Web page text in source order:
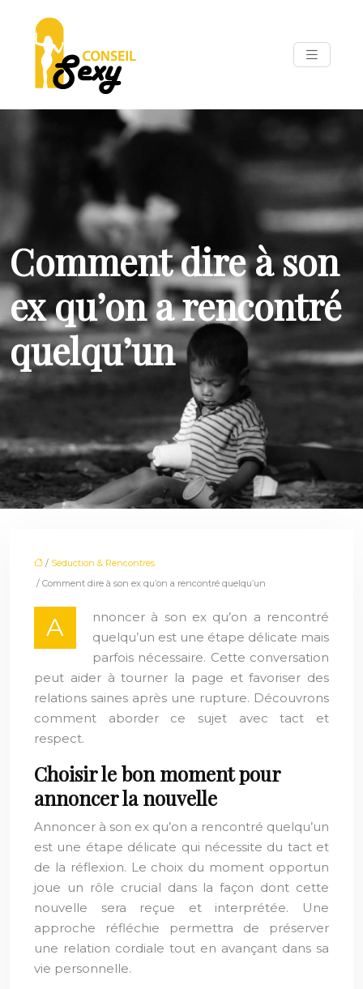
Comment dire à son
ex qu’on a rencontré
quelqu’un
/ Séduction & Rencontres
/ Comment dire à son ex qu’on a rencontré quelqu’un
A
nnoncer à son ex qu’on a rencontré
quelqu’un est une étape délicate mais
parfois nécessaire. Cette conversation
peut aider à tourner la page et favoriser des
relations saines après une rupture. Découvrons
comment aborder ce sujet avec tact et
respect.
Choisir le bon moment pour
annoncer la nouvelle
Annoncer à son ex qu’on a rencontré quelqu’un
est une étape délicate qui nécessite du tact et
de la réflexion. Le choix du moment opportun
joue un rôle crucial dans la façon dont cette
nouvelle sera reçue et interprétée. Une
approche réfléchie permettra de préserver
une relation cordiale tout en avançant dans sa
vie personnelle.